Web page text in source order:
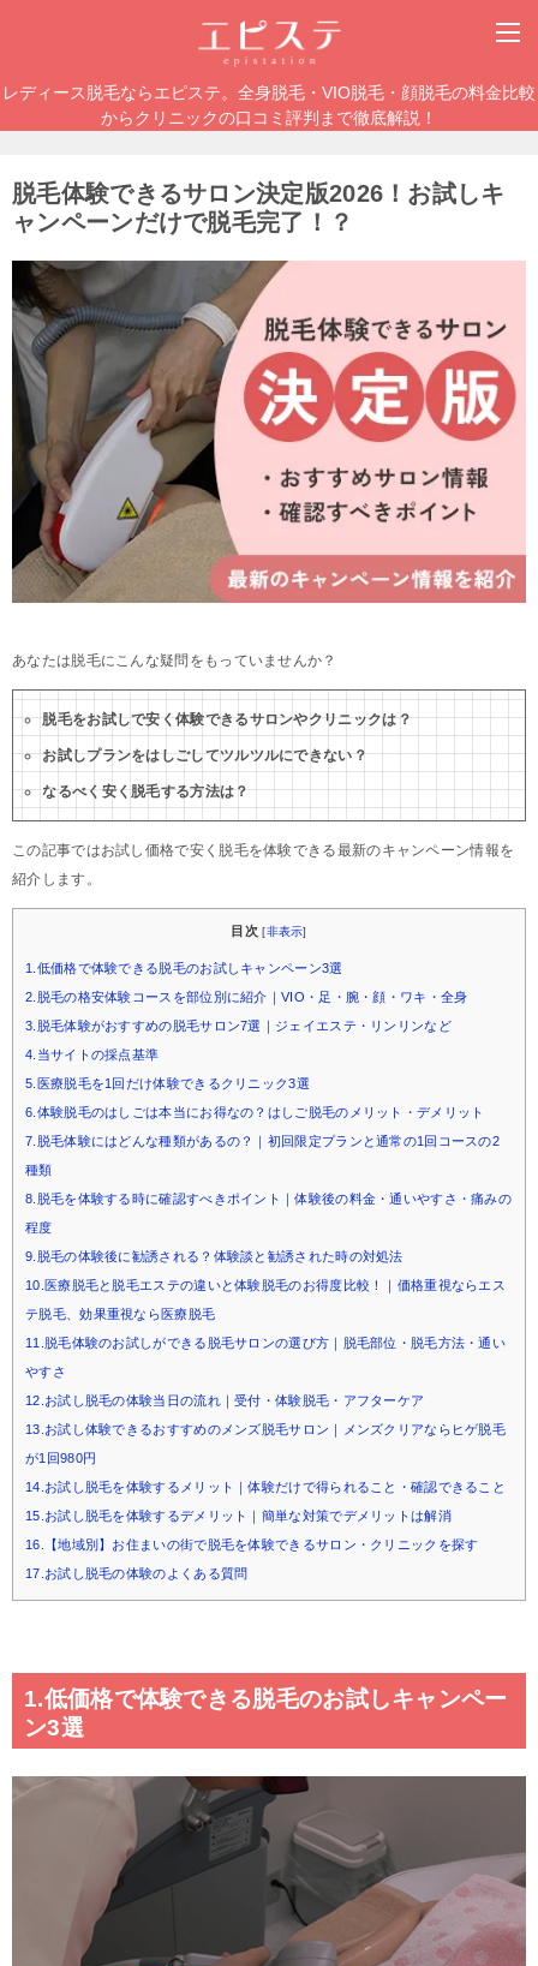
レディース脱毛ならエピステ。全身脱毛・VIO脱毛・顔脱毛の料金比較
からクリニックの口コミ評判まで徹底解説！
脱毛体験できるサロン決定版2026！お試しキ
ャンペーンだけで脱毛完了！？
あなたは脱毛にこんな疑問をもっていませんか？
脱毛をお試しで安く体験できるサロンやクリニックは？
お試しプランをはしごしてツルツルにできない？
なるべく安く脱毛する方法は？
この記事ではお試し価格で安く脱毛を体験できる最新のキャンペーン情報を
紹介します。
目次 [非表示]
1.低価格で体験できる脱毛のお試しキャンペーン3選
2.脱毛の格安体験コースを部位別に紹介｜VIO・足・腕・顔・ワキ・全身
3.脱毛体験がおすすめの脱毛サロン7選｜ジェイエステ・リンリンなど
4.当サイトの採点基準
5.医療脱毛を1回だけ体験できるクリニック3選
6.体験脱毛のはしごは本当にお得なの？はしご脱毛のメリット・デメリット
7.脱毛体験にはどんな種類があるの？｜初回限定プランと通常の1回コースの2
種類
8.脱毛を体験する時に確認すべきポイント｜体験後の料金・通いやすさ・痛みの
程度
9.脱毛の体験後に勧誘される？体験談と勧誘された時の対処法
10.医療脱毛と脱毛エステの違いと体験脱毛のお得度比較！｜価格重視ならエス
テ脱毛、効果重視なら医療脱毛
11.脱毛体験のお試しができる脱毛サロンの選び方｜脱毛部位・脱毛方法・通い
やすさ
12.お試し脱毛の体験当日の流れ｜受付・体験脱毛・アフターケア
13.お試し体験できるおすすめのメンズ脱毛サロン｜メンズクリアならヒゲ脱毛
が1回980円
14.お試し脱毛を体験するメリット｜体験だけで得られること・確認できること
15.お試し脱毛を体験するデメリット｜簡単な対策でデメリットは解消
16.【地域別】お住まいの街で脱毛を体験できるサロン・クリニックを探す
17.お試し脱毛の体験のよくある質問
1.低価格で体験できる脱毛のお試しキャンペー
ン3選